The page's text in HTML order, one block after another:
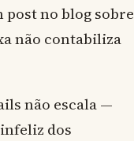
post no blog sobre
não contabiliza
não escala —
dos